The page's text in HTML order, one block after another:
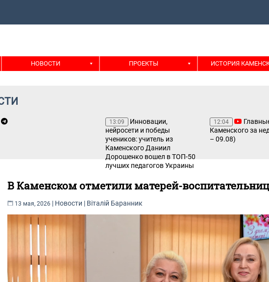
НОВОСТИ ПРОЕКТЫ ИСТОРИЯ
13:09
Инновации,
нейросети и победы
учеников: учитель из
Каменского Даниил
Дорошенко вошел в ТОП-50
лучших педагогов Украины
12:04
Каменского за
– 09.08)
В Каменском отметили матерей-
13 мая, 2026 | Новости | Віталій Баранник